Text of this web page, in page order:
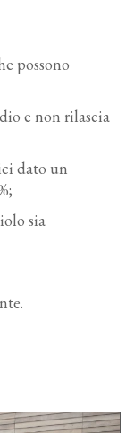
possono
e non rilascia
dato un
sia